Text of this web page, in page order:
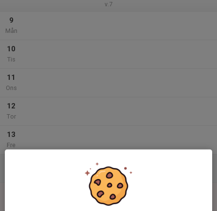
v.7
9
Mån
10
Tis
11
Ons
12
Tor
13
Fre